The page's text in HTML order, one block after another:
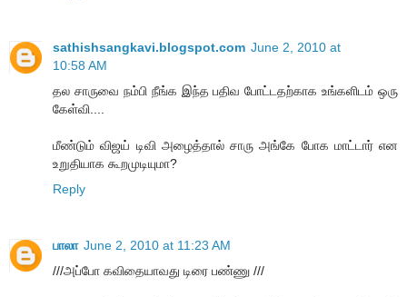
sathishsangkavi.blogspot.com June 2, 2010 at
10:58 AM
தல சாருவை நம்பி நீங்க இந்த பதிவ போட்டதற்காக உங்களிடம் ஒரு
கேள்வி....
மீண்டும் விஜய் டிவி அழைத்தால் சாரு அங்கே போக மாட்டார் என
உறுதியாக கூறமுடியுமா?
Reply
பாலா June 2, 2010 at 11:23 AM
///அப்போ கவிதையாவது டிரை பண்ணு ///